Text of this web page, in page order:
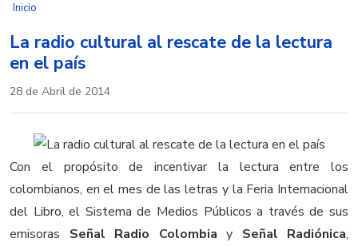
Inicio
La radio cultural al rescate de la lectura
en el país
28 de Abril de 2014
Con el propósito de incentivar la lectura entre los
colombianos, en el mes de las letras y la Feria Internacional
del Libro, el Sistema de Medios Públicos a través de sus
emisoras Señal Radio Colombia y Señal Radiónica,